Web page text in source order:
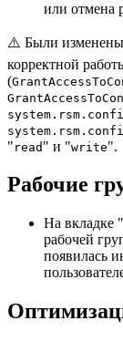
или отмена
⚠️ Были изменены
корректной
(
" read " и "write".
Рабочие
На вкладке
рабочей
появилась